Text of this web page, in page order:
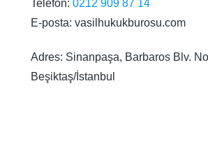
Telefon: 0212 909 87 14
E-posta: vasilhukukburosu.com
Adres: Sinanpaşa, Barbaros Blv.
Beşiktaş/İstanbul